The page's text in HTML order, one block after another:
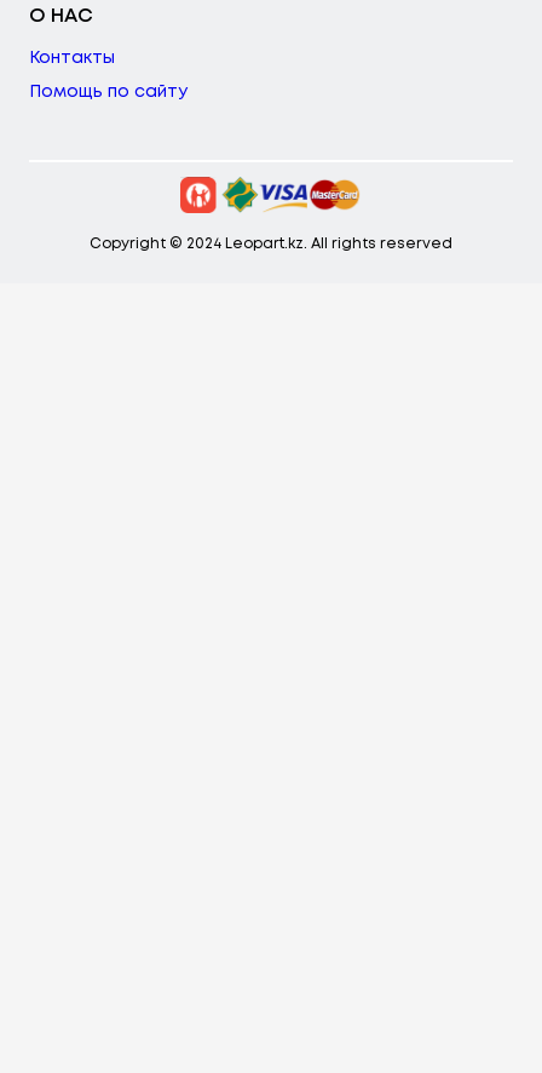
О НАС
Контакты
Помощь по сайту
Copyright © 2024 Leopart.kz. All rights reserved